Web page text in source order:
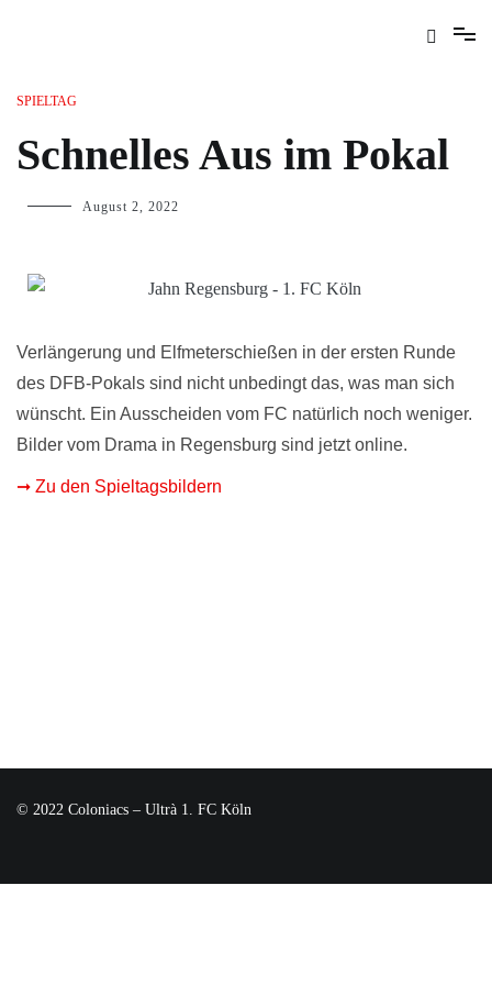
SPIELTAG
Schnelles Aus im Pokal
August 2, 2022
Verlängerung und Elfmeterschießen in der ersten Runde
des DFB-Pokals sind nicht unbedingt das, was man sich
wünscht. Ein Ausscheiden vom FC natürlich noch weniger.
Bilder vom Drama in Regensburg sind jetzt online.
➞ Zu den Spieltagsbildern
© 2022 Coloniacs – Ultrà 1. FC Köln